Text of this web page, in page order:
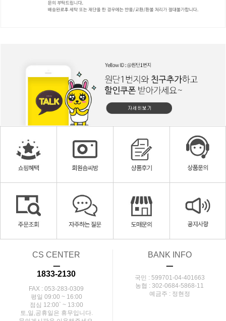
CS CENTER
ㅡ
1833-2130
FAX : 053-283-0309
평일 09:00 ~ 16:00
점심 12:00` ~ 13:00
토,일,공휴일은 휴무입니다.
BANK INFO
ㅡ
국민 : 599701-04-401663
농협 : 302-0684-5868-11
예금주 : 정현정